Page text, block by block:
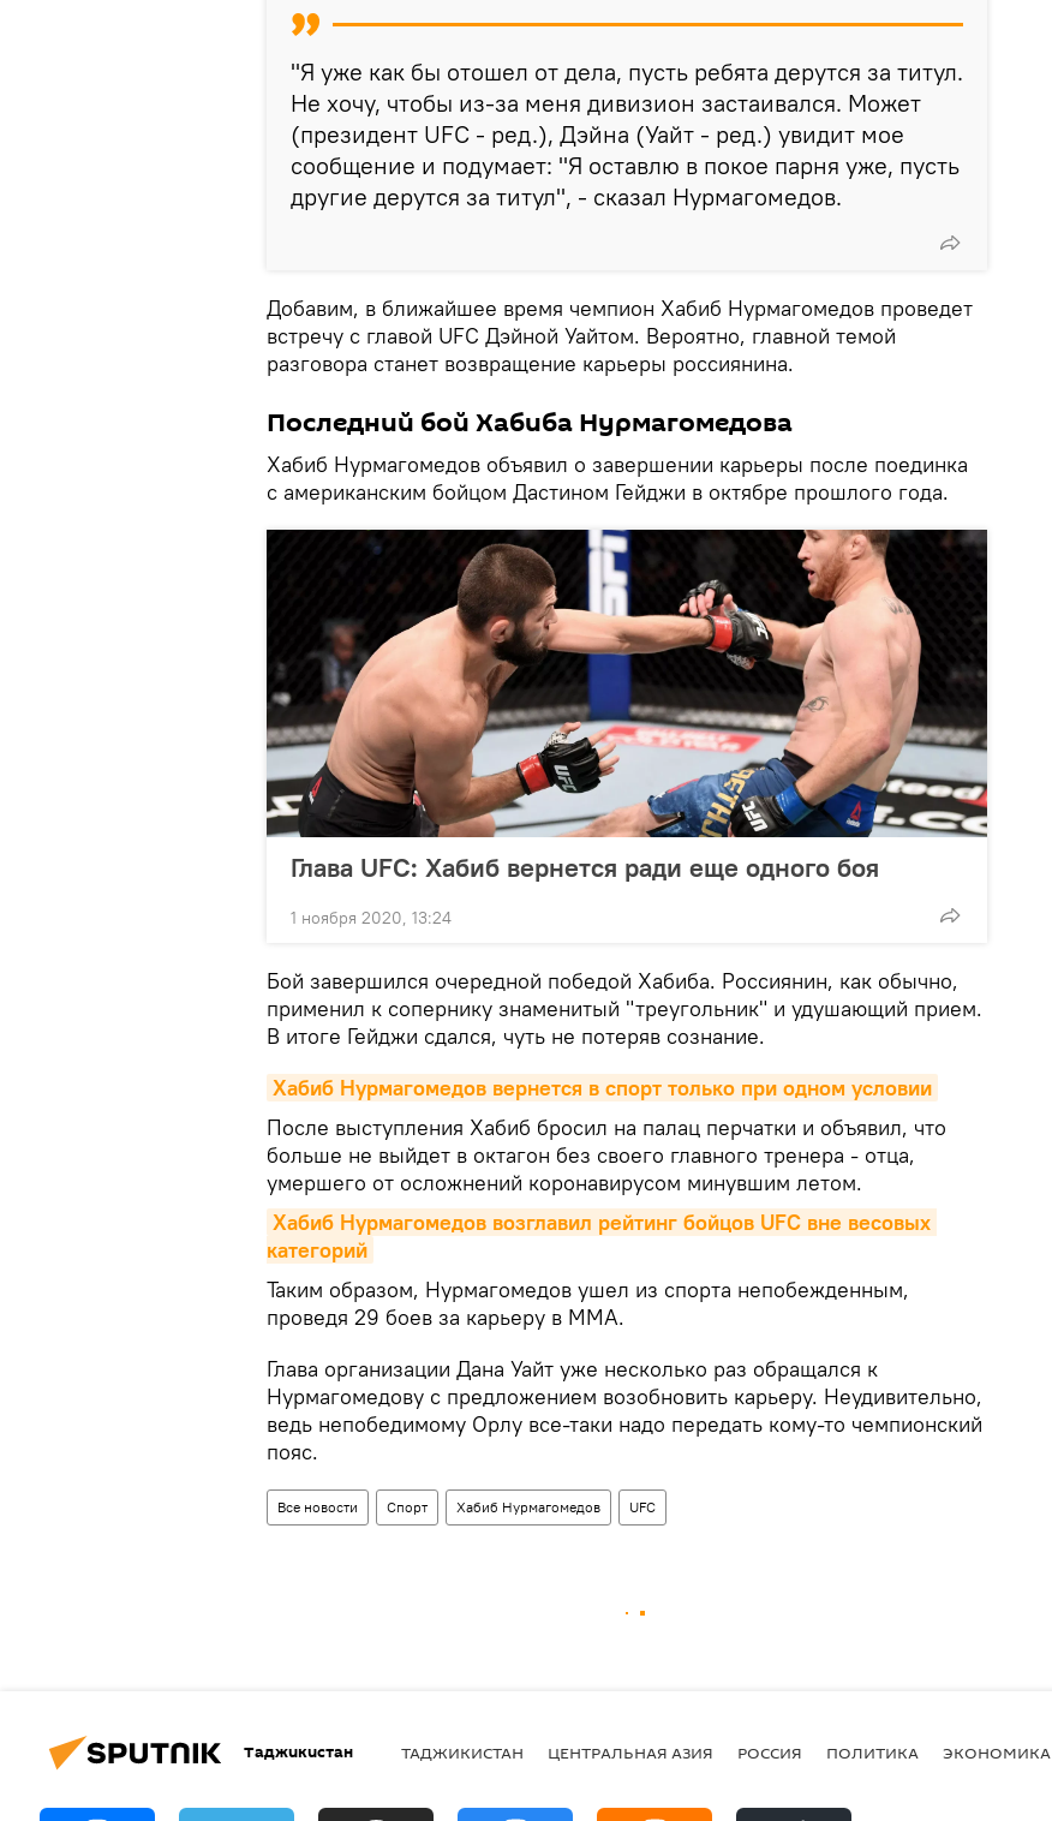
"Я уже как бы отошел от дела, пусть ребята дерутся за титул.
Не хочу, чтобы из-за меня дивизион застаивался. Может
(президент UFC - ред.), Дэйна (Уайт - ред.) увидит мое
сообщение и подумает: "Я оставлю в покое парня уже, пусть
другие дерутся за титул", - сказал Нурмагомедов.
Добавим, в ближайшее время чемпион Хабиб Нурмагомедов проведет
встречу с главой UFC Дэйной Уайтом. Вероятно, главной темой
разговора станет возвращение карьеры россиянина.
Последний бой Хабиба Нурмагомедова
Хабиб Нурмагомедов объявил о завершении карьеры после поединка
с американским бойцом Дастином Гейджи в октябре прошлого года.
Глава UFC: Хабиб вернется ради еще одного боя
1 ноября 2020, 13:24
Бой завершился очередной победой Хабиба. Россиянин, как обычно,
применил к сопернику знаменитый "треугольник" и удушающий прием.
В итоге Гейджи сдался, чуть не потеряв сознание.
Хабиб Нурмагомедов вернется в спорт только при одном условии
После выступления Хабиб бросил на палац перчатки и объявил, что
больше не выйдет в октагон без своего главного тренера - отца,
умершего от осложнений коронавирусом минувшим летом.
Хабиб Нурмагомедов возглавил рейтинг бойцов UFC вне весовых
категорий
Таким образом, Нурмагомедов ушел из спорта непобежденным,
проведя 29 боев за карьеру в ММА.
Глава организации Дана Уайт уже несколько раз обращался к
Нурмагомедову с предложением возобновить карьеру. Неудивительно,
ведь непобедимому Орлу все-таки надо передать кому-то чемпионский
пояс.
Все новости Спорт Хабиб Нурмагомедов UFC
Таджикистан ТАДЖИКИСТАН ЦЕНТРАЛЬНАЯ АЗИЯ РОССИЯ ПОЛИТИКА ЭКОНОМИКА